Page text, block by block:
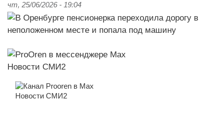
чт, 25/06/2026 - 19:04
Новости СМИ2
Новости СМИ2